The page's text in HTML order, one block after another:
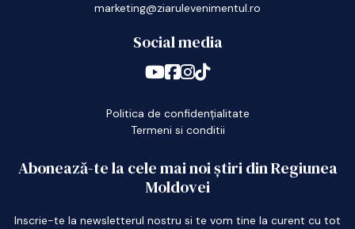
marketing@ziarulevenimentul.ro
Social media
Politica de confidențialitate
Termeni si conditii
Abonează-te la cele mai noi știri din Regiunea
Moldovei
Inscrie-te la newsletterul nostru si te vom tine la curent cu tot